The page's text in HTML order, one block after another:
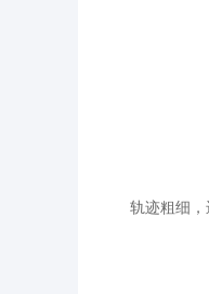
轨迹粗细，